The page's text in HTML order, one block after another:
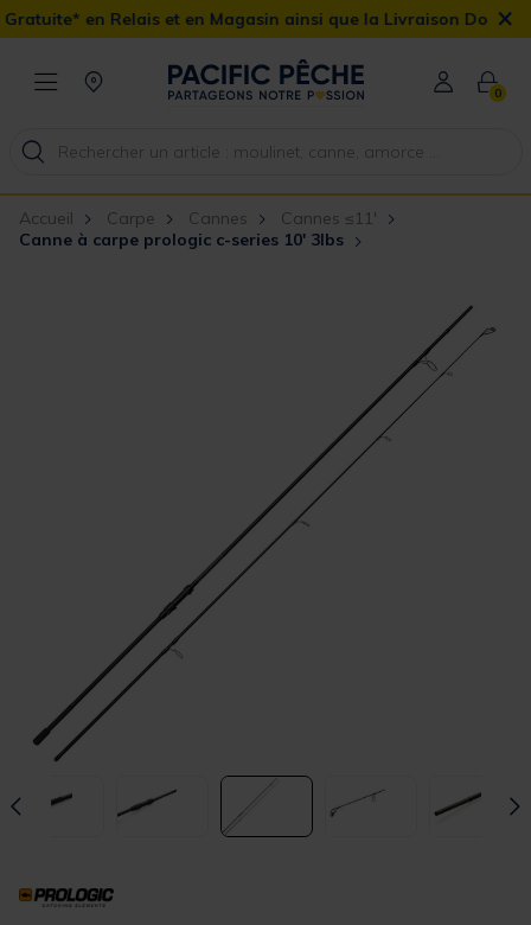
en Relais et en Magasin ainsi que la Livraison Domicile×
0
Accueil Carpe Cannes
Cannes ≤11'
Canne à carpe prologic c-series 10' 3lbs